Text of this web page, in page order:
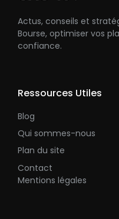
Actus, conseils et
Bourse, optimiser vos
confiance.
Ressources Utiles
Blog
Qui sommes-nous
Plan du site
Contact
Mentions légales